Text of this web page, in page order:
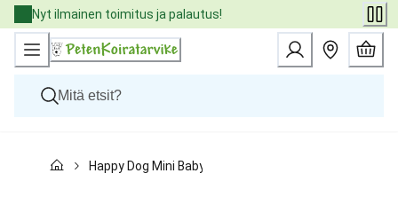
Skip
to
Content
Nyt ilmainen toimitus ja palautus!
Kissat
Happy Dog Mini Baby & Junior 4kg